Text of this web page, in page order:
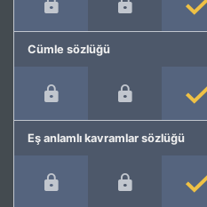
Cümle sözlüğü
Eş anlamlı kavramlar sözlüğü